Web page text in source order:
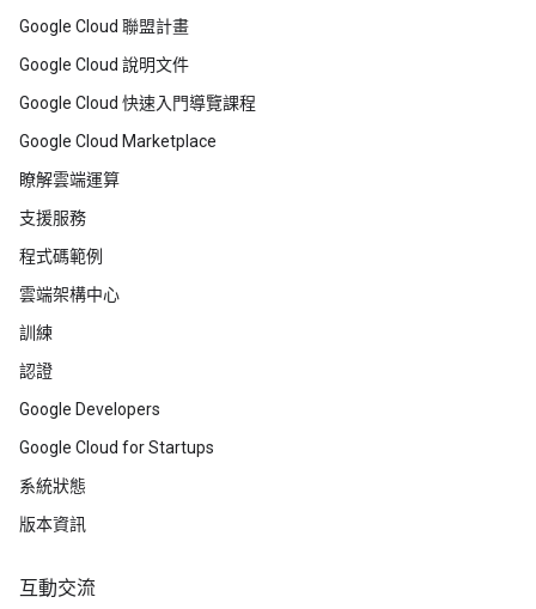
Google Cloud 聯盟計畫
Google Cloud 說明文件
Google Cloud 快速入門導覽課程
Google Cloud Marketplace
瞭解雲端運算
支援服務
程式碼範例
雲端架構中心
訓練
認證
Google Developers
Google Cloud for Startups
系統狀態
版本資訊
互動交流